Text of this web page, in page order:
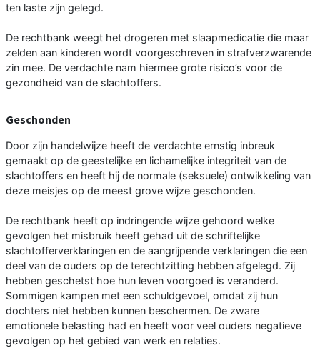
ten laste zijn gelegd.
De rechtbank weegt het drogeren met slaapmedicatie die maar
zelden aan kinderen wordt voorgeschreven in strafverzwarende
zin mee. De verdachte nam hiermee grote risico’s voor de
gezondheid van de slachtoffers.
Geschonden
Door zijn handelwijze heeft de verdachte ernstig inbreuk
gemaakt op de geestelijke en lichamelijke integriteit van de
slachtoffers en heeft hij de normale (seksuele) ontwikkeling van
deze meisjes op de meest grove wijze geschonden.
De rechtbank heeft op indringende wijze gehoord welke
gevolgen het misbruik heeft gehad uit de schriftelijke
slachtofferverklaringen en de aangrijpende verklaringen die een
deel van de ouders op de terechtzitting hebben afgelegd. Zij
hebben geschetst hoe hun leven voorgoed is veranderd.
Sommigen kampen met een schuldgevoel, omdat zij hun
dochters niet hebben kunnen beschermen. De zware
emotionele belasting had en heeft voor veel ouders negatieve
gevolgen op het gebied van werk en relaties.